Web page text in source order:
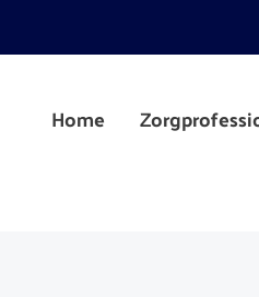
Home